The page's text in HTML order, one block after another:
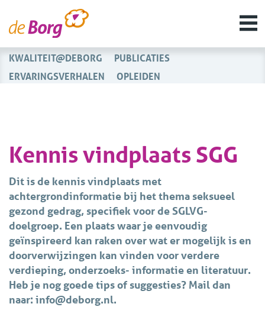
KWALITEIT@DEBORG
PUBLICATIES
ERVARINGSVERHALEN
OPLEIDEN
Kennis vindplaats SGG
Dit is de kennis vindplaats met
achtergrondinformatie bij het thema seksueel
gezond gedrag, specifiek voor de SGLVG-
doelgroep. Een plaats waar je eenvoudig
geïnspireerd kan raken over wat er mogelijk is en
doorverwijzingen kan vinden voor verdere
verdieping, onderzoeks- informatie en literatuur.
Heb je nog goede tips of suggesties? Mail dan
naar: info@deborg.nl.